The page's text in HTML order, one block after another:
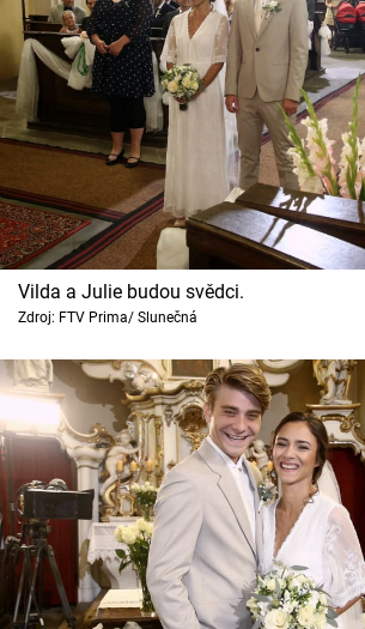
Vilda a Julie budou svědci.
Zdroj: FTV Prima/ Slunečná